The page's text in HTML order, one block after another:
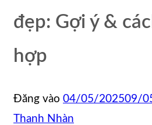
đẹp: Gợi ý &
hợp
Đăng vào 04/05/202509/
Thanh Nhàn